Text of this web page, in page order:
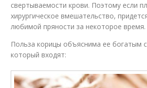
свертываемости крови. Поэтому если
хирургическое вмешательство,
любимой пряности за некоторое время.
Польза корицы объяснима ее богатым
который входят: